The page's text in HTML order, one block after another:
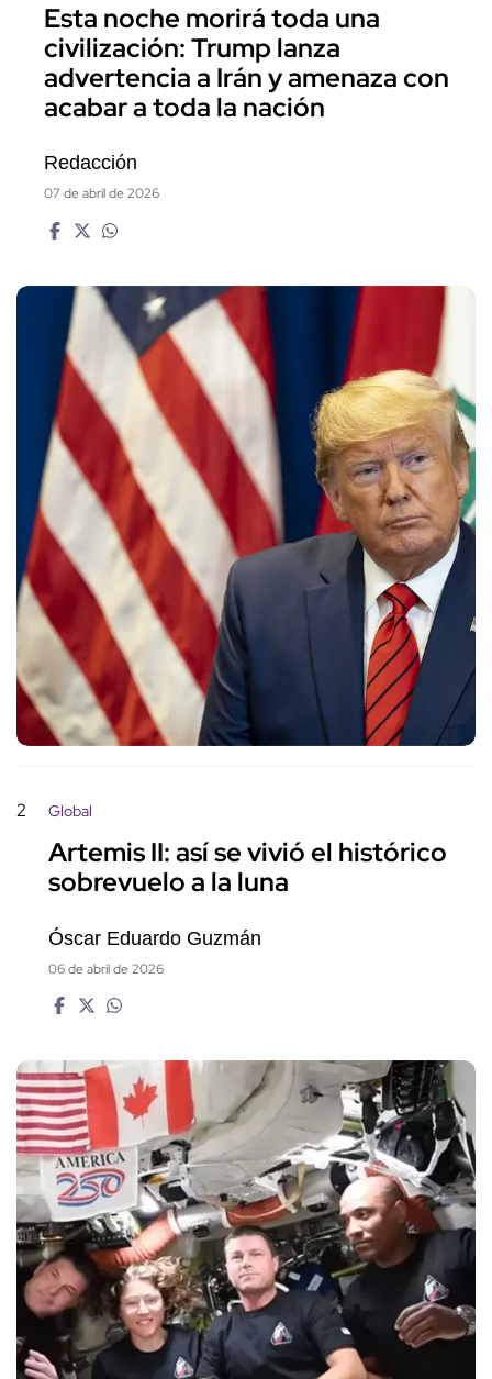
Esta noche morirá toda una
civilización: Trump lanza
advertencia a Irán y amenaza con
acabar a toda la nación
Redacción
07 de abril de 2026
2 Global
Artemis II: así se vivió el histórico
sobrevuelo a la luna
Óscar Eduardo Guzmán
06 de abril de 2026